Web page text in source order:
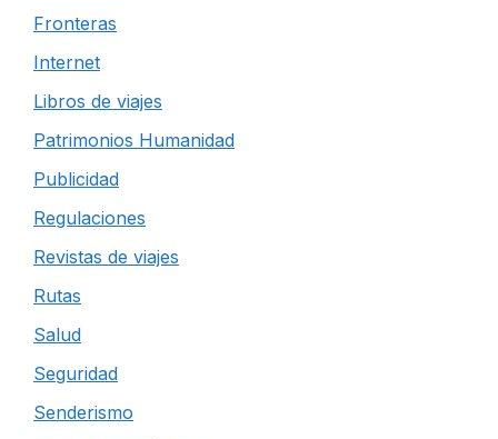
Fronteras
Internet
Libros de viajes
Patrimonios Humanidad
Publicidad
Regulaciones
Revistas de viajes
Rutas
Salud
Seguridad
Senderismo